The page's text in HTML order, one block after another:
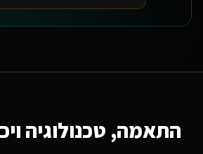
התאמה, טכנולוגיה